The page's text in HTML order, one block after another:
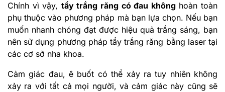
Chính vì vậy, tẩy trắng răng có đau khônghoàn toàn
phụ thuộc vào phương pháp mà bạn lựa chọn. Nếu bạn
muốn nhanh chóng đạt được hiệu quả trắng sáng, bạn
nên sử dụng phương pháp tẩy trắng răng bằng laser tại
các cơ sở nha khoa.
Cảm giác đau, ê buốt có thể xảy ra tuy nhiên không
xảy ra với tất cả mọi người, và cảm giác này cũng sẽ